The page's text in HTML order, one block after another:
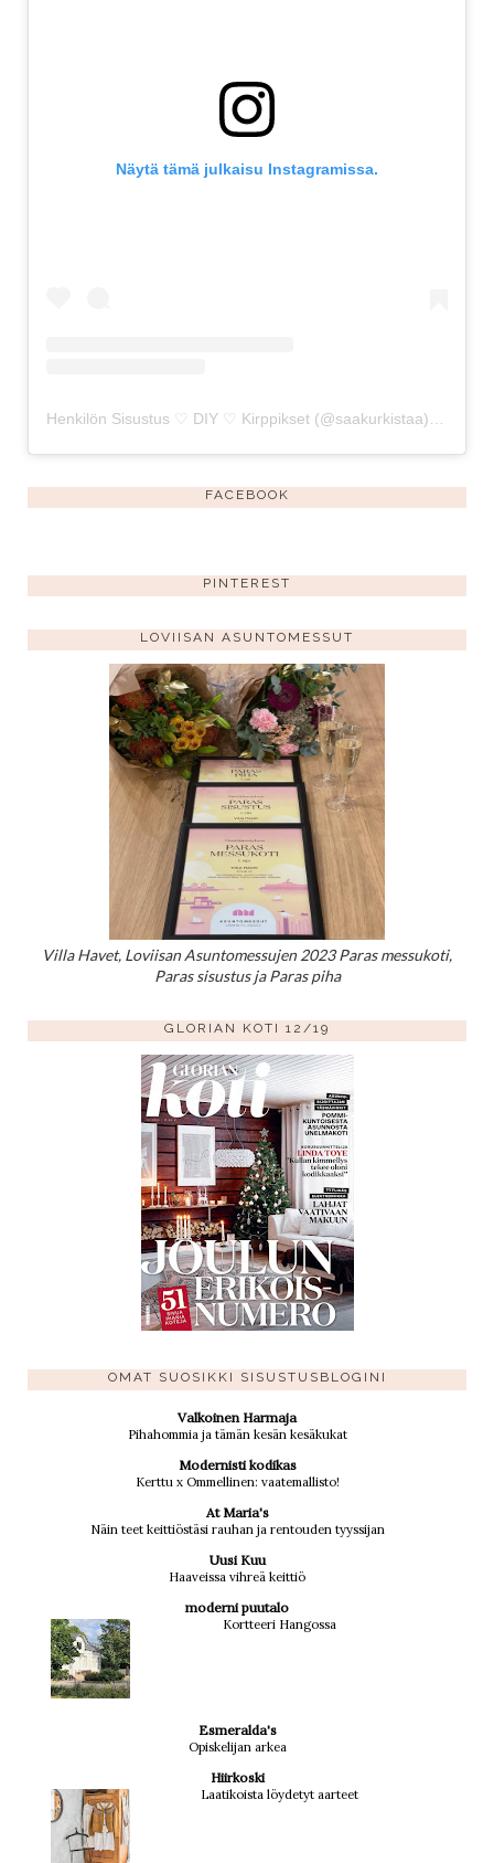
Näytä tämä julkaisu Instagramissa.
FACEBOOK
PINTEREST
LOVIISAN ASUNTOMESSUT
Villa Havet, Loviisan Asuntomessujen 2023 Paras messukoti,
Paras sisustus ja Paras piha
GLORIAN KOTI 12/19
OMAT SUOSIKKI SISUSTUSBLOGINI
Valkoinen Harmaja
Pihahommia ja tämän kesän kesäkukat
Modernisti kodikas
Kerttu x Ommellinen: vaatemallisto!
At Maria's
Näin teet keittiöstäsi rauhan ja rentouden tyyssijan
Uusi Kuu
Haaveissa vihreä keittiö
moderni puutalo
Kortteeri Hangossa
Esmeralda's
Opiskelijan arkea
Hiirkoski
Laatikoista löydetyt aarteet